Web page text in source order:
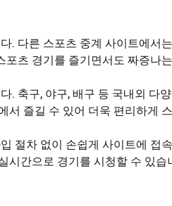
. 다른 스포츠 중계 사이트에
츠 경기를 즐기면서도 짜증나
. 축구, 야구, 배구 등 국내외
즐길 수 있어 더욱 편리하게
절차 없이 손쉽게 사이트에
시간으로 경기를 시청할 수 있습